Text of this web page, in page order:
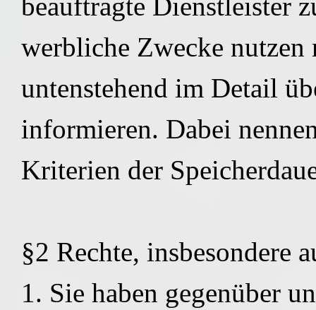
werbliche Zwecke
untenstehend im Detail
informieren. Dabei
Kriterien der
§2 Rechte, insbesondere
1. Sie haben gegenüber